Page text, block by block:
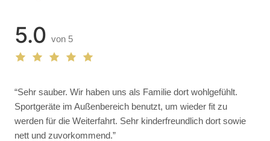
5.0 von 5
“Sehr sauber. Wir haben uns als Familie dort wohlgefühlt.
Sportgeräte im Außenbereich benutzt, um wieder fit zu
werden für die Weiterfahrt. Sehr kinderfreundlich dort sowie
nett und zuvorkommend.”